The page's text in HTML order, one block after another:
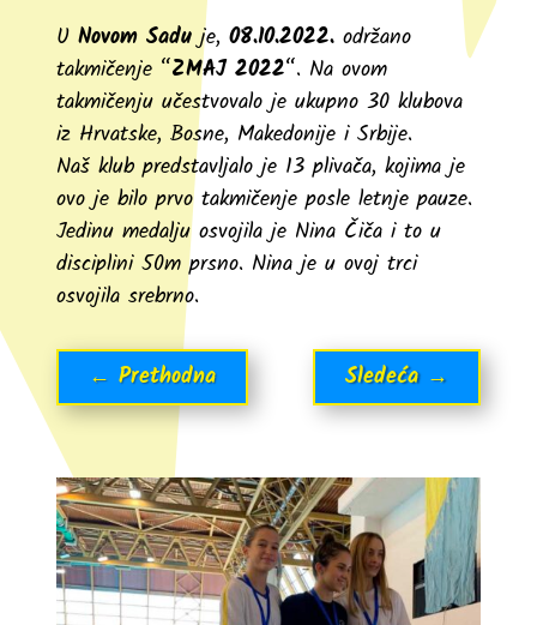
U Novom Saduje, 08.10.2022.održano
takmičenje “ZMAJ 2022“. Na ovom
takmičenju učestvovalo je ukupno 30 klubova
iz Hrvatske, Bosne, Makedonije i Srbije.
Naš klub predstavljalo je 13 plivača, kojima je
ovo je bilo prvo takmičenje posle letnje pauze.
Jedinu medalju osvojila je Nina Čiča i to u
disciplini 50m prsno. Nina je u ovoj trci
osvojila srebrno.
← Prethodna Sledeća→